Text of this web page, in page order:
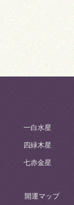
一白水星
四緑木星
七赤金星
開運マップ